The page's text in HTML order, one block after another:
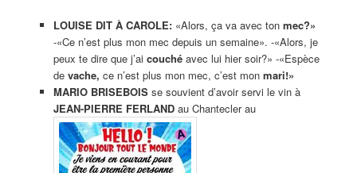
LOUISE DIT À CAROLE:«Alors, ça va avec ton mec?»
-«Ce n’est plus mon mec depuis un semaine». -«Alors, je
peux te dire que j’ai couchéavec lui hier soir?» -«Espèce
de vache, ce n’est plus mon mec, c’est mon mari!»
MARIO BRISEBOIS se souvient d’avoir servi le vin à
JEAN-PIERRE FERLANDau Chantecler au